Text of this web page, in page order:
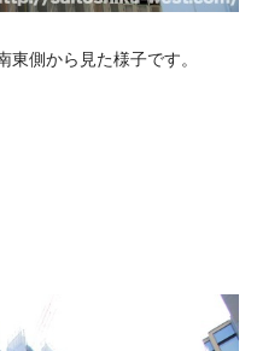
東側から見た様子です。